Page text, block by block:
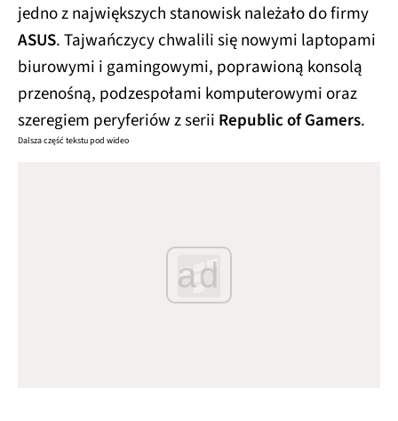
jedno z największych stanowisk należało do firmy
ASUS. Tajwańczycy chwalili się nowymi laptopami
biurowymi i gamingowymi, poprawioną konsolą
przenośną, podzespołami komputerowymi oraz
szeregiem peryferiów z serii Republic of Gamers.
Dalsza część tekstu pod wideo
ad